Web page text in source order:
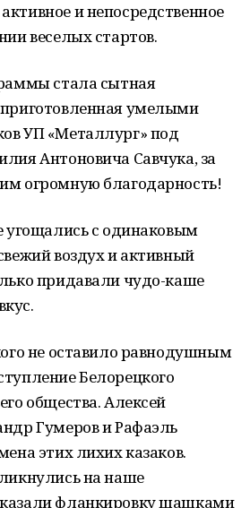
и непосредственное
веселых стартов.
стала сытная
умелыми
УП «Металлург» под
Антоновича Савчука, за
огромную благодарность!
угощались с одинаковым
воздух и активный
придавали чудо-каше
не оставило равнодушным
Белорецкого
общества. Алексей
Гумеров и Рафаэль
этих лихих казаков.
на наше
фланкировку шашками